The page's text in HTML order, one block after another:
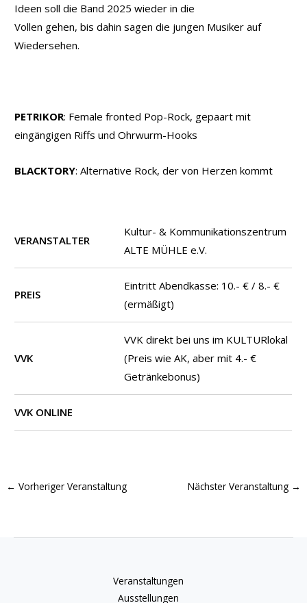
Ideen soll die Band 2025 wieder in die
Vollen gehen, bis dahin sagen die jungen Musiker auf
Wiedersehen.
PETRIKOR: Female fronted Pop-Rock, gepaart mit
eingängigen Riffs und Ohrwurm-Hooks
BLACKTORY: Alternative Rock, der von Herzen kommt
VERANSTALTER
Kultur- & Kommunikationszentrum
ALTE MÜHLE e.V.
PREIS
Eintritt Abendkasse: 10.- € / 8.- €
(ermäßigt)
VVK
VVK direkt bei uns im KULTURlokal
(Preis wie AK, aber mit 4.- €
Getränkebonus)
VVK ONLINE
← Vorheriger Veranstaltung Nächster Veranstaltung →
Veranstaltungen
Ausstellungen